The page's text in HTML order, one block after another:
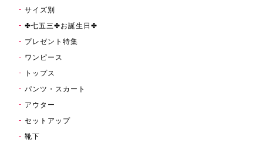
サイズ別
✤七五三✤お誕生日✤
プレゼント特集
ワンピース
トップス
パンツ・スカート
アウター
セットアップ
靴下